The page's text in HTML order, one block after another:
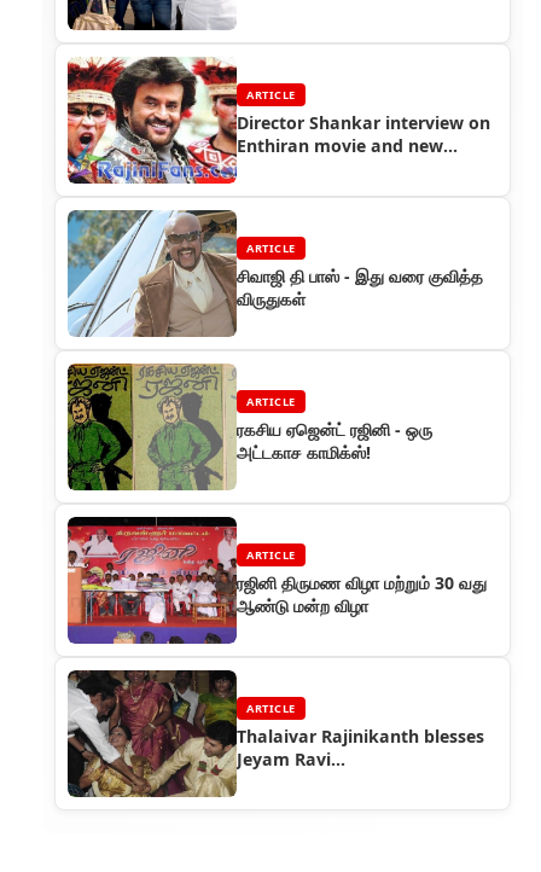
ARTICLE
Director Shankar interview on
Enthiran movie and new
ARTICLE
சிவாஜி தி பாஸ் - இது வரை குவித்த
விருதுகள்
ARTICLE
ரகசிய ஏஜென்ட் ரஜினி - ஒரு
அட்டகாச காமிக்ஸ்!
ARTICLE
ரஜினி திருமண விழா மற்றும் 30 வது
ஆண்டு மன்ற விழா
ARTICLE
Thalaivar Rajinikanth blesses
Jeyam Ravi...